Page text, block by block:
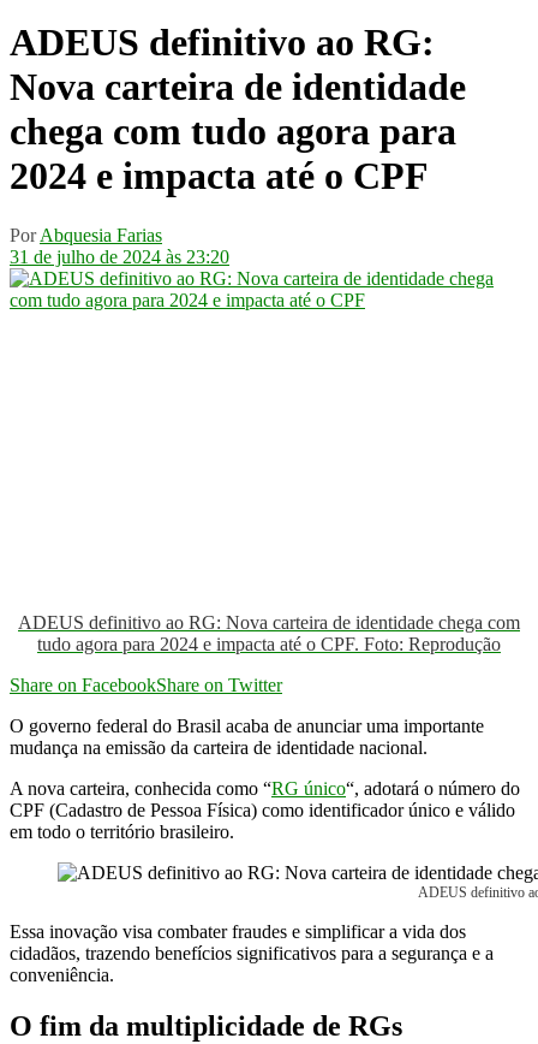
ADEUS definitivo ao RG:
Nova carteira de identidade
chega com tudo agora para
2024 e impacta até o CPF
Por Abquesia Farias
31 de julho de 2024 às 23:20
ADEUS definitivo ao RG: Nova carteira de identidade chega com
tudo agora para 2024 e impacta até o CPF. Foto: Reprodução
Share on FacebookShare on Twitter
O governo federal do Brasil acaba de anunciar uma importante
mudança na emissão da carteira de identidade nacional.
A nova carteira, conhecida como “RG único“, adotará o número do
CPF (Cadastro de Pessoa Física) como identificador único e válido
em todo o território brasileiro.
ADEUS definitivo
Essa inovação visa combater fraudes e simplificar a vida dos
cidadãos, trazendo benefícios significativos para a segurança e a
conveniência.
O fim da multiplicidade de RGs